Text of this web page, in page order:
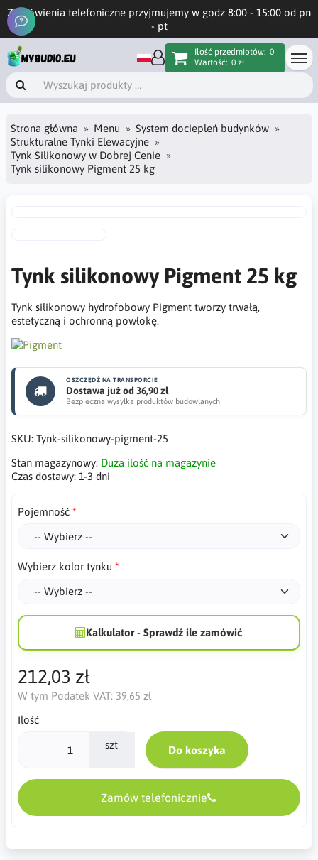
Zamówienia telefoniczne przyjmujemy w godz 8:00 - 15:00 od pn
- pt
Ilość przedmiotów: 0
Wartość: 0 zł
Strona główna Menu
System dociepleń budynków
Strukturalne Tynki Elewacyjne
Tynk Silikonowy w Dobrej Cenie
Tynk silikonowy Pigment 25 kg
Tynk silikonowy Pigment 25 kg
Tynk silikonowy hydrofobowy Pigment tworzy trwałą,
estetyczną i ochronną powłokę.
OSZCZĘDŹ NA TRANSPORCIE
Dostawa już od 36,90 zł
Bezpieczna wysyłka produktów budowlanych
SKU: Tynk-silikonowy-pigment-25
Stan magazynowy: Duża ilość na magazynie
Czas dostawy: 1-3 dni
Pojemność
Wybierz kolor tynku
Kalkulator - Sprawdź ile zamówić
212,03 zł
W tym Podatek VAT: 39,65 zł
Ilość
szt Do koszyka
Zamów telefonicznie